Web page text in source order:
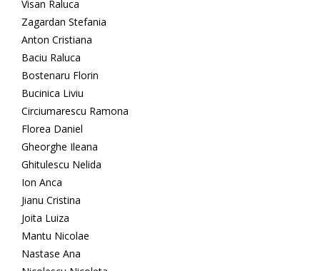
Visan Raluca
Zagardan Stefania
Anton Cristiana
Baciu Raluca
Bostenaru Florin
Bucinica Liviu
Circiumarescu Ramona
Florea Daniel
Gheorghe Ileana
Ghitulescu Nelida
Ion Anca
Jianu Cristina
Joita Luiza
Mantu Nicolae
Nastase Ana